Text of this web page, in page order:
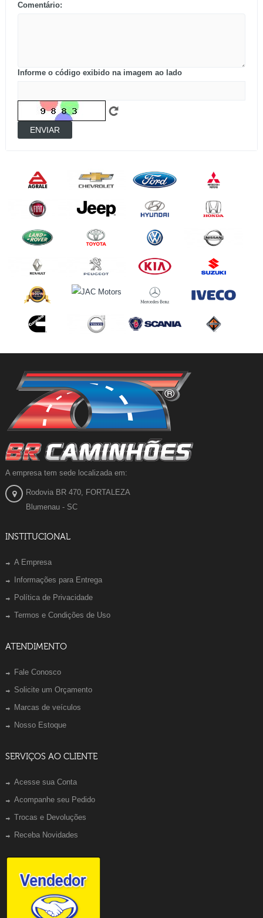
Comentário:
Informe o código exibido na imagem ao lado
ENVIAR
A empresa tem sede localizada em:
Rodovia BR 470, FORTALEZA
Blumenau - SC
INSTITUCIONAL
A Empresa
Informações para Entrega
Política de Privacidade
Termos e Condições de Uso
ATENDIMENTO
Fale Conosco
Solicite um Orçamento
Marcas de veículos
Nosso Estoque
SERVIÇOS AO CLIENTE
Acesse sua Conta
Acompanhe seu Pedido
Trocas e Devoluções
Receba Novidades